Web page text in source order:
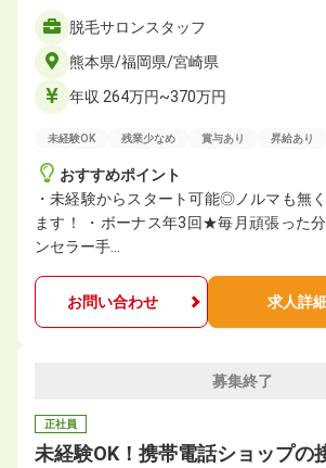
脱毛サロンスタッフ
熊本県/福岡県/宮崎県
年収 264万円~370万円
未経験OK 残業少なめ 賞与あり 昇給あり
おすすめポイント
・未経験からスタート可能◎ノルマも無
ます！ ・ボーナス年3回★毎月頑張った
ンセラー手…
お問い合わせ 求人詳
募集終了
正社員
未経験OK！携帯電話ショップの